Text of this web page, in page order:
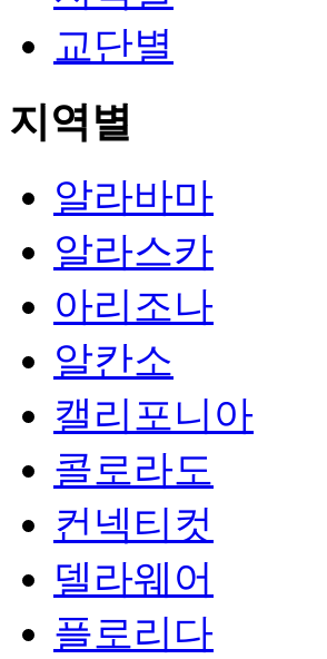
교단별
지역별
알라바마
알라스카
아리조나
알칸소
캘리포니아
콜로라도
컨넥티컷
델라웨어
플로리다